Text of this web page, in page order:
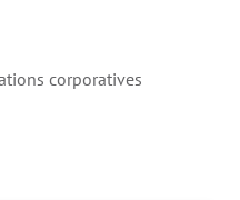
corporatives